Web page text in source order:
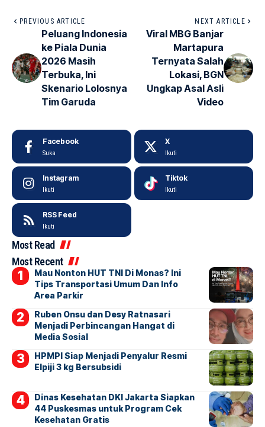
PREVIOUS ARTICLE
Peluang Indonesia
ke Piala Dunia
2026 Masih
Terbuka, Ini
Skenario Lolosnya
Tim Garuda
NEXT ARTICLE
Viral MBG Banjar
Martapura
Ternyata Salah
Lokasi, BGN
Ungkap Asal Asli
Video
Facebook
Suka
X
Ikuti
Instagram
Ikuti
Tiktok
Ikuti
RSS Feed
Ikuti
Most Read
Most Recent
Mau Nonton HUT TNI Di Monas? Ini
Tips Transportasi Umum Dan Info
Area Parkir
Ruben Onsu dan Desy Ratnasari
Menjadi Perbincangan Hangat di
Media Sosial
HPMPI Siap Menjadi Penyalur Resmi
Elpiji 3 kg Bersubsidi
Dinas Kesehatan DKI Jakarta Siapkan
44 Puskesmas untuk Program Cek
Kesehatan Gratis